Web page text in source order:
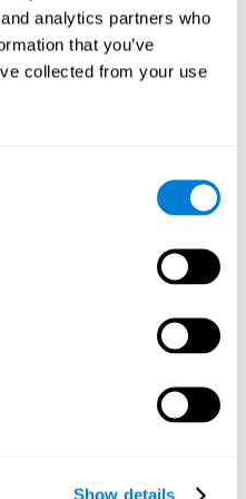
analytics partners who
that you’ve
collected from your use
Show details
паттерна может
синапсов, реорганизации
ослабленных или
может
информации.